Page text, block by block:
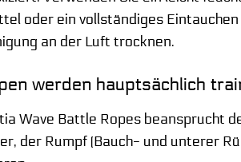
oder ein vollständiges
an der Luft trocknen.
werden hauptsächlich
Wave Battle Ropes beansprucht
der Rumpf (Bauch- und unterer